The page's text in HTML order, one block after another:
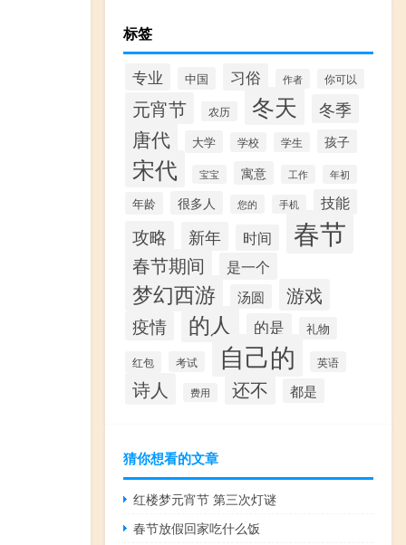
标签
专业 中国 习俗 作者 你可以
元宵节 农历 冬天 冬季
唐代 大学 学校 学生 孩子
宋代 宝宝 寓意 工作 年初
年龄 很多人 您的 手机 技能
攻略 新年 时间 春节
春节期间 是一个
梦幻西游 汤圆 游戏
疫情 的人 的是 礼物
红包 考试 自己的 英语
诗人 费用 还不 都是
猜你想看的文章
红楼梦元宵节 第三次灯谜
春节放假回家吃什么饭